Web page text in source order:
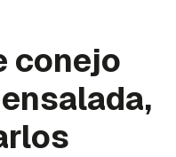
conejo